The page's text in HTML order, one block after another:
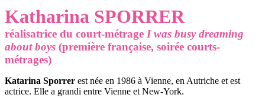
Katharina SPORRER
réalisatrice du court-métrage I was busy dreaming
about boys (première française, soirée courts-
métrages)
Katarina Sporrer est née en 1986 à Vienne, en Autriche et est
actrice. Elle a grandi entre Vienne et New-York.